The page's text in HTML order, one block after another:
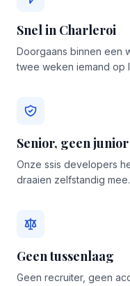
Snel in Charleroi
Doorgaans binnen een
twee weken iemand op
Senior, geen junior
Onze ssis developers
draaien zelfstandig mee.
Geen tussenlaag
Geen recruiter, geen